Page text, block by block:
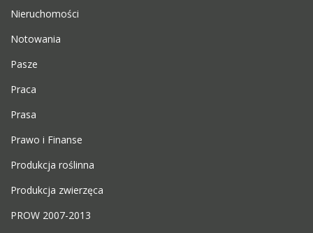
Nieruchomości
Notowania
Pasze
Praca
Prasa
Prawo i Finanse
Produkcja roślinna
Produkcja zwierzęca
PROW 2007-2013